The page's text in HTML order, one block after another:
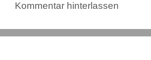
Kommentar hinterlassen